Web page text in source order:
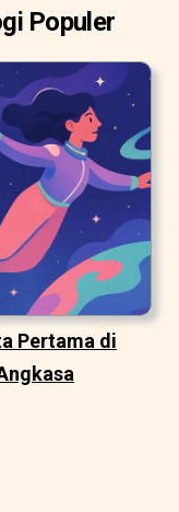
Populer
Pertama di